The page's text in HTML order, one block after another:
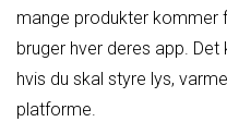
mange produkter kommer
bruger hver deres app.
hvis du skal styre lys,
platforme.